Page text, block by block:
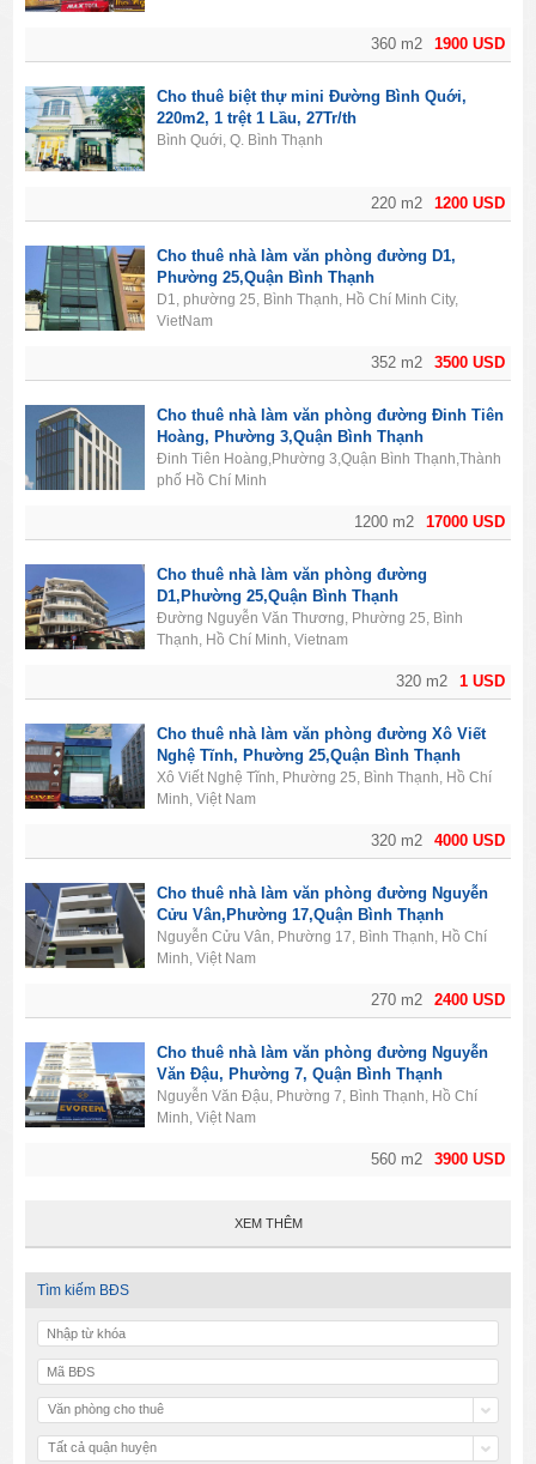
1900 USD
360 m2
1200 USD
220 m2
Cho thuê biệt thự mini Đường Bình Quới,
220m2, 1 trệt 1 Lầu, 27Tr/th
Bình Quới, Q. Bình Thạnh
3500 USD
352 m2
Cho thuê nhà làm văn phòng đường D1,
Phường 25,Quận Bình Thạnh
D1, phường 25, Bình Thạnh, Hồ Chí Minh City,
VietNam
17000 USD
1200 m2
Cho thuê nhà làm văn phòng đường Đinh Tiên
Hoàng, Phường 3,Quận Bình Thạnh
Đinh Tiên Hoàng,Phường 3,Quận Bình Thạnh,Thành
phố Hồ Chí Minh
1 USD
320 m2
Cho thuê nhà làm văn phòng đường
D1,Phường 25,Quận Bình Thạnh
Đường Nguyễn Văn Thương, Phường 25, Bình
Thạnh, Hồ Chí Minh, Vietnam
4000 USD
320 m2
Cho thuê nhà làm văn phòng đường Xô Viết
Nghệ Tĩnh, Phường 25,Quận Bình Thạnh
Xô Viết Nghệ Tĩnh, Phường 25, Bình Thạnh, Hồ Chí
Minh, Việt Nam
2400 USD
270 m2
Cho thuê nhà làm văn phòng đường Nguyễn
Cửu Vân,Phường 17,Quận Bình Thạnh
Nguyễn Cửu Vân, Phường 17, Bình Thạnh, Hồ Chí
Minh, Việt Nam
3900 USD
560 m2
Cho thuê nhà làm văn phòng đường Nguyễn
Văn Đậu, Phường 7, Quận Bình Thạnh
Nguyễn Văn Đậu, Phường 7, Bình Thạnh, Hồ Chí
Minh, Việt Nam
XEM THÊM
Tìm kiếm BĐS
Văn phòng cho thuê
Tất cả quận huyện